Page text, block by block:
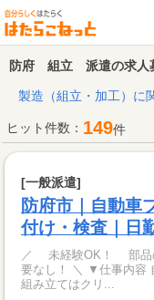
防府 組立 派遣の求人
製造（組立・加工）に
ヒット件数： 149件
[一般派遣]
防府市｜自動車
付け・検査｜日
／ 未経験OK！ 部品
要なし！ ＼ ▼仕事内容 自動車のプラスチック部品の組立や検査作業
組み立てはクリ...